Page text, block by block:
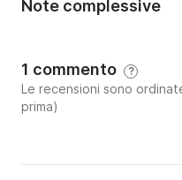
Note complessive
1 commento ?
Le recensioni sono
prima)